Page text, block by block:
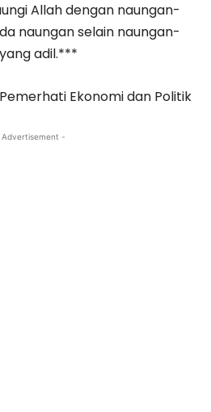
Allah dengan naungan-
naungan selain naungan-
adil.***
Ekonomi dan Politik
-